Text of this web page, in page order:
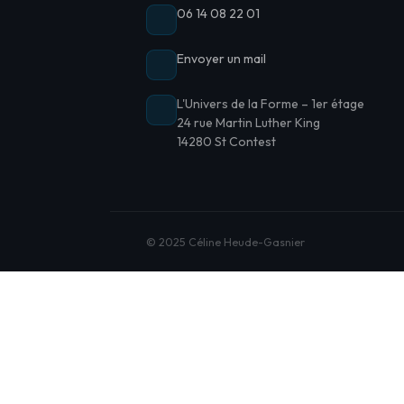
06 14 08 22 01
Envoyer un mail
L'Univers de la Forme – 1er étage
24 rue Martin Luther King
14280 St Contest
© 2025 Céline Heude-Gasnier